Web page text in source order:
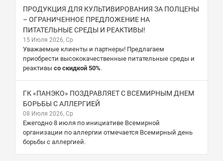
ПРОДУКЦИЯ ДЛЯ КУЛЬТИВИРОВАНИЯ ЗА ПОЛЦЕНЫ
– ОГРАНИЧЕННОЕ ПРЕДЛОЖЕНИЕ НА
ПИТАТЕЛЬНЫЕ СРЕДЫ И РЕАКТИВЫ!
15 Июля 2026, Ср
Уважаемые клиенты и партнеры! Предлагаем
приобрести высококачественные питательные среды и
реактивы со скидкой 50%.
ГК «ПАНЭКО» ПОЗДРАВЛЯЕТ С ВСЕМИРНЫМ ДНЕМ
БОРЬБЫ С АЛЛЕРГИЕЙ
08 Июля 2026, Ср
Ежегодно 8 июля по инициативе Всемирной
организации по аллергии отмечается Всемирный день
борьбы с аллергией.